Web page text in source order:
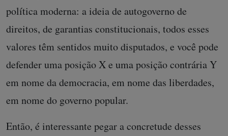
política moderna: a ideia de autogoverno de
direitos, de garantias constitucionais, todos esses
valores têm sentidos muito disputados, e você pode
defender uma posição X e uma posição contrária Y
em nome da democracia, em nome das liberdades,
em nome do governo popular.
Então, é interessante pegar a concretude desses